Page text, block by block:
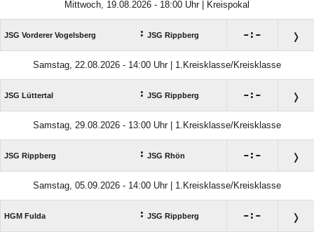
Mittwoch, 19.08.2026 - 18:00 Uhr | Kreispokal
JSG Vorderer Vogelsberg : JSG Rippberg : 
Samstag, 22.08.2026 - 14:00 Uhr | 1.Kreisklasse/Kreisklasse
JSG Lüttertal : JSG Rippberg : 
Samstag, 29.08.2026 - 13:00 Uhr | 1.Kreisklasse/Kreisklasse
JSG Rippberg : JSG Rhön : 
Samstag, 05.09.2026 - 14:00 Uhr | 1.Kreisklasse/Kreisklasse
HGM Fulda : JSG Rippberg : 